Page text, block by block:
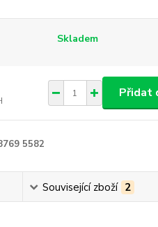
Skladem
Přidat
5582
Související zboží 2